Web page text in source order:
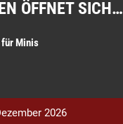
ÖFFNET SICH…
für Minis
2026